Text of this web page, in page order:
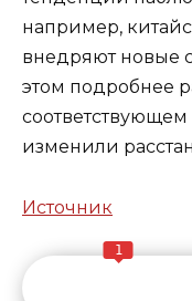
например,
внедряют новые
этом подробнее
изменили
Источник
1